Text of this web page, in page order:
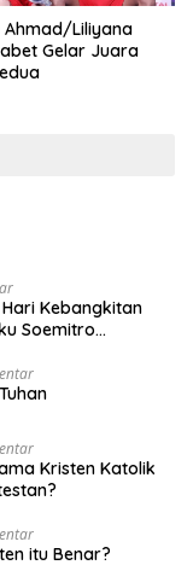
Ahmad/Liliyana
Gelar Juara
Kebangkitan
Soemitro
Nasional
Nasional dan
Kristen Katolik
itu Benar?